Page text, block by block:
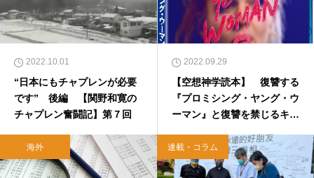
2022.10.01
“日本にもチャプレンが必要
です” 後編 【関野和寛の
チャプレン奮闘記】第７回
2022.09.29
【空想神学読本】 復讐する
『プロミシング・ヤング・ウ
ーマン』と復讐を禁じるキリ
海外 連載・コラム